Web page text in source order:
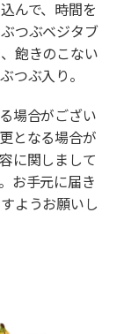
んで、時間を
つぶベジタブ
飽きのこない
つぶ入り。
場合がござい
となる場合が
に関しまして
お手元に届き
ようお願いし